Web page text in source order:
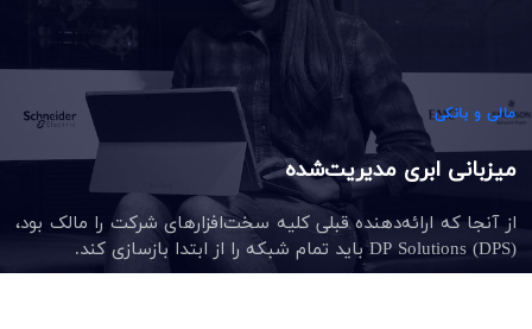
مالی و بانکی
میزبانی ابری مدیریت‌شده
از آنجا که ارائه‌دهنده قبلی کلیه سخت‌افزارهای شرکت را مالک بود،
DP Solutions (DPS) باید تمام شبکه را از ابتدا بازسازی کند.